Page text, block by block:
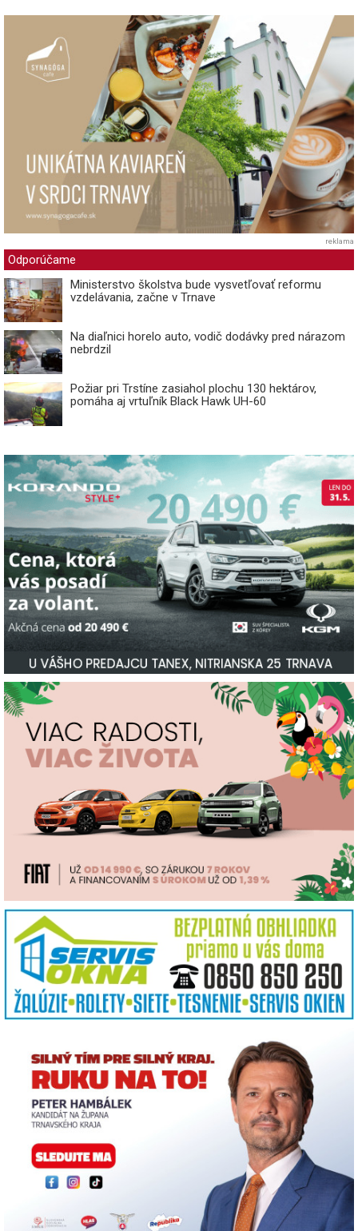
reklama
Odporúčame
Ministerstvo školstva bude vysvetľovať reformu
vzdelávania, začne v Trnave
Na diaľnici horelo auto, vodič dodávky pred nárazom
nebrdzil
Požiar pri Trstíne zasiahol plochu 130 hektárov,
pomáha aj vrtuľník Black Hawk UH-60